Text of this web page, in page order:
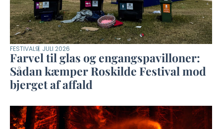
FESTIVAL9. JULI 2026
Farvel til glas og engangspavilloner:
Sådan kæmper Roskilde Festival mod
bjerget af affald